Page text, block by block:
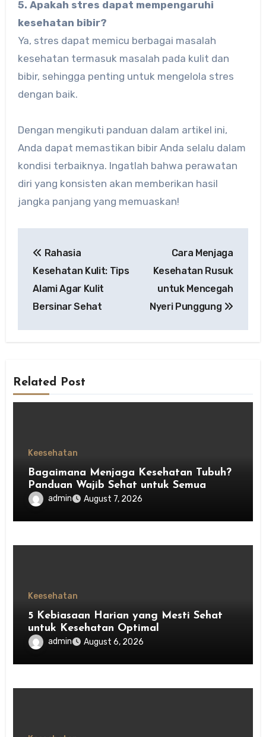
5. Apakah stres dapat mempengaruhi
kesehatan bibir?
Ya, stres dapat memicu berbagai masalah
kesehatan termasuk masalah pada kulit dan
bibir, sehingga penting untuk mengelola stres
dengan baik.
Dengan mengikuti panduan dalam artikel ini,
Anda dapat memastikan bibir Anda selalu dalam
kondisi terbaiknya. Ingatlah bahwa perawatan
diri yang konsisten akan memberikan hasil
jangka panjang yang memuaskan!
navigation
Rahasia
Kesehatan Kulit: Tips
Alami Agar Kulit
Bersinar Sehat
Cara Menjaga
Kesehatan Rusuk
untuk Mencegah
Nyeri Punggung
Related Post
Keesehatan
Bagaimana Menjaga Kesehatan Tubuh?
Panduan Wajib Sehat untuk Semua
admin August 7, 2026
Keesehatan
5 Kebiasaan Harian yang Mesti Sehat
untuk Kesehatan Optimal
admin August 6, 2026